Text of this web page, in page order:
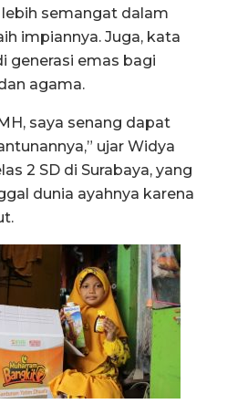
semangat dalam
impiannya. Juga, kata
generasi emas bagi
agama.
saya senang dapat
ujar Widya
2 SD di Surabaya, yang
dunia ayahnya karena